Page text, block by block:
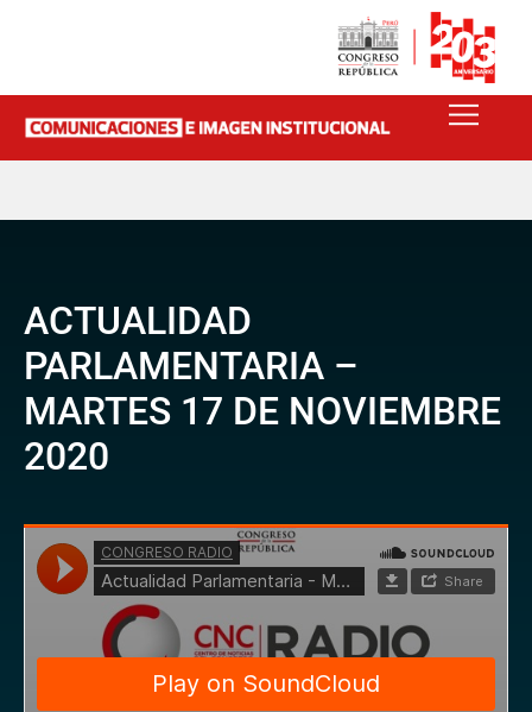
ACTUALIDAD
PARLAMENTARIA –
MARTES 17 DE NOVIEMBRE
2020